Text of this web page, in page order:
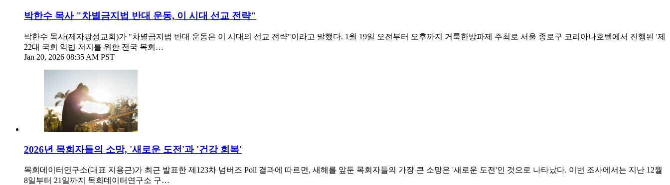
박한수 목사 "차별금지법 반대 운동, 이 시대 선교 전략"
박한수 목사(제자광성교회)가 "차별금지법 반대 운동은 이 시대의 선교 전략"이라고 말했다. 1월 19일 오전부터 오후까지 거룩한방파제 주최로 서울 종로구 코리아나호텔에서 진행된 '제
22대 국회 악법 저지를 위한 전국 목회…
Jan 20, 2026 08:35 AM PST
2026년 목회자들의 소망, '새로운 도전'과 '건강 회복'
목회데이터연구소(대표 지용근)가 최근 발표한 제123차 넘버즈 Poll 결과에 따르면, 새해를 앞둔 목회자들의 가장 큰 소망은 '새로운 도전'인 것으로 나타났다. 이번 조사에서는 지난 12월
8일부터 21일까지 목회데이터연구소 구…